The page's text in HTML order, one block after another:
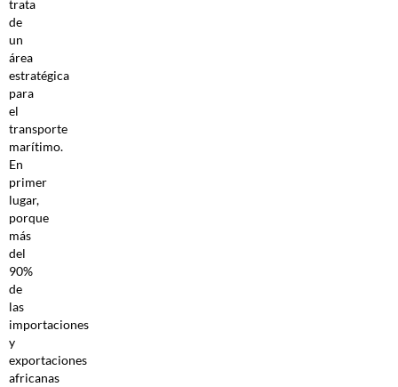
trata
de
un
área
estratégica
para
el
transporte
marítimo.
En
primer
lugar,
porque
más
del
90%
de
las
importaciones
y
exportaciones
africanas